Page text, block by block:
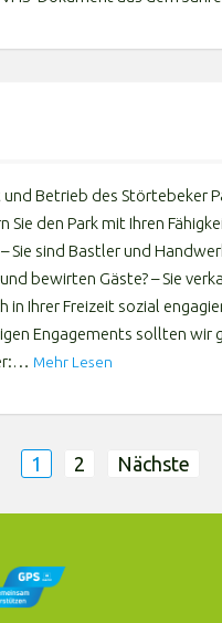
und Betrieb des Störtebeker
Sie den Park mit Ihren
Sie sind Bastler und
bewirten Gäste? – Sie
in Ihrer Freizeit sozial
Engagements sollten wir
Mehr Lesen
1 2 Nächste